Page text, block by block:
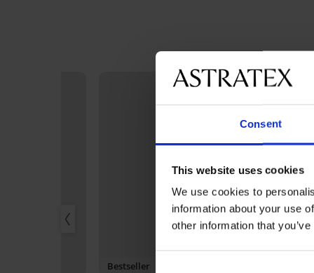
Consent
This website uses cookies
We use cookies to
information about your use
other information that
Bestseller